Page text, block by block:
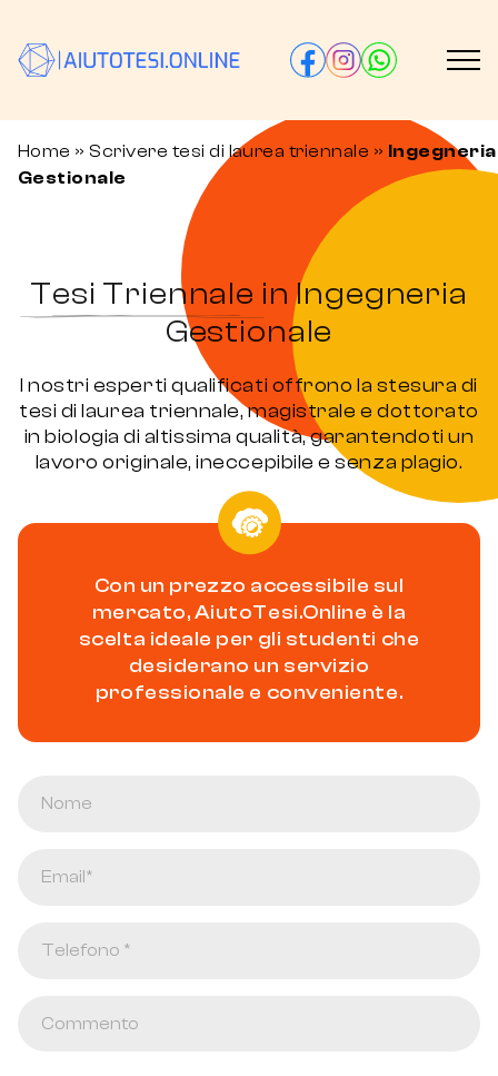
Home » Scrivere tesi di laurea triennale » Ingegneria
Gestionale
Tesi Triennale in Ingegneria
Gestionale
I nostri esperti qualificati offrono la stesura di
tesi di laurea triennale, magistrale e dottorato
in biologia di altissima qualità, garantendoti un
lavoro originale, ineccepibile e senza plagio.
Con un prezzo accessibile sul
mercato, AiutoTesi.Online è la
scelta ideale per gli studenti che
desiderano un servizio
professionale e conveniente.